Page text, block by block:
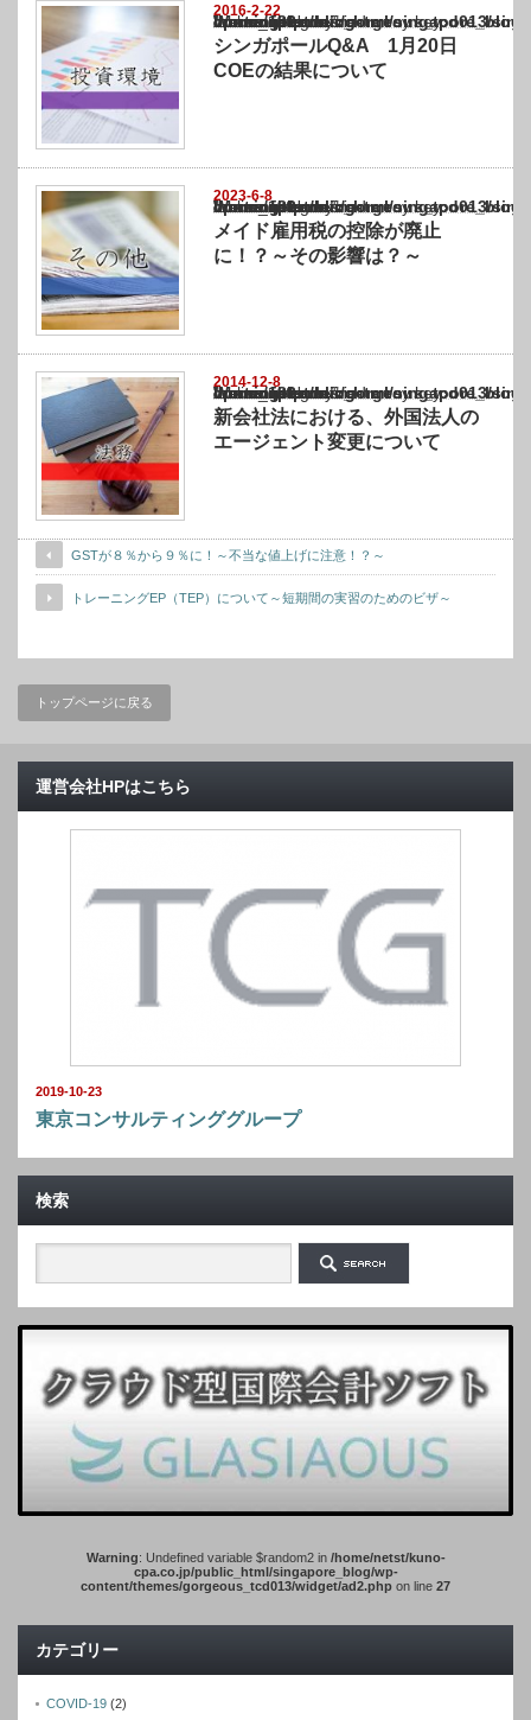
2016-2-22
Warning
: Undefined array key "show_category" in
/home/netst/kuno-cpa.co.jp/public_html/singapore_blog/wp-content/themes/
on line183
シンガポールQ&A 1月20日
COEの結果について
2023-6-8
Warning
: Undefined array key "show_category" in
/home/netst/kuno-cpa.co.jp/public_html/singapore_blog/wp-content/themes/
on line183
メイド雇用税の控除が廃止
に！？～その影響は？～
2014-12-8
Warning
: Undefined array key "show_category" in
/home/netst/kuno-cpa.co.jp/public_html/singapore_blog/wp-content/themes/
on line183
新会社法における、外国法人の
エージェント変更について
GSTが８％から９％に！～不当な値上げに注意！？～
トレーニングEP（TEP）について～短期間の実習のためのビザ～
トップページに戻る
運営会社HPはこちら
2019-10-23
東京コンサルティンググループ
検索
Warning: Undefined variable $random2 in /home/netst/kuno-
cpa.co.jp/public_html/singapore_blog/wp-
content/themes/gorgeous_tcd013/widget/ad2.php on line 27
カテゴリー
COVID-19 (2)